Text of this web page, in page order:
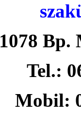
1078 Bp.
Tel.:
Mobil: